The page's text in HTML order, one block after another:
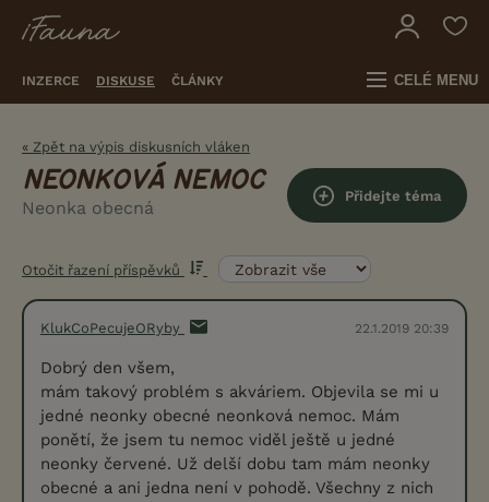
INZERCE DISKUSE ČLÁNKY CELÉ MENU
« Zpět na výpis diskusních vláken
NEONKOVÁ NEMOC
Neonka obecná
Přidejte téma
Otočit řazení příspěvků
KlukCoPecujeORyby 22.1.2019 20:39
Dobrý den všem,
mám takový problém s akváriem. Objevila se mi u
jedné neonky obecné neonková nemoc. Mám
ponětí, že jsem tu nemoc viděl ještě u jedné
neonky červené. Už delší dobu tam mám neonky
obecné a ani jedna není v pohodě. Všechny z nich